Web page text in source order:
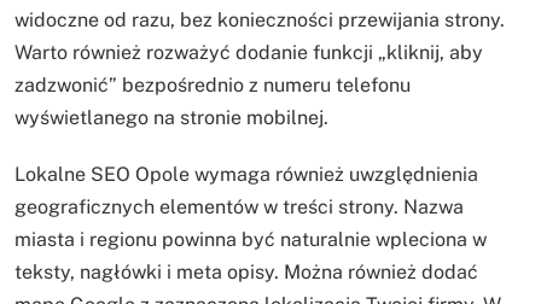
widoczne od razu, bez konieczności przewijania strony.
Warto również rozważyć dodanie funkcji „kliknij, aby
zadzwonić” bezpośrednio z numeru telefonu
wyświetlanego na stronie mobilnej.
Lokalne SEO Opole wymaga również uwzględnienia
geograficznych elementów w treści strony. Nazwa
miasta i regionu powinna być naturalnie wpleciona w
teksty, nagłówki i meta opisy. Można również dodać